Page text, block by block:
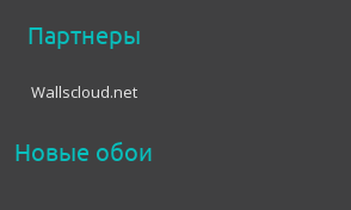
Партнеры
Wallscloud.net
Новые обои